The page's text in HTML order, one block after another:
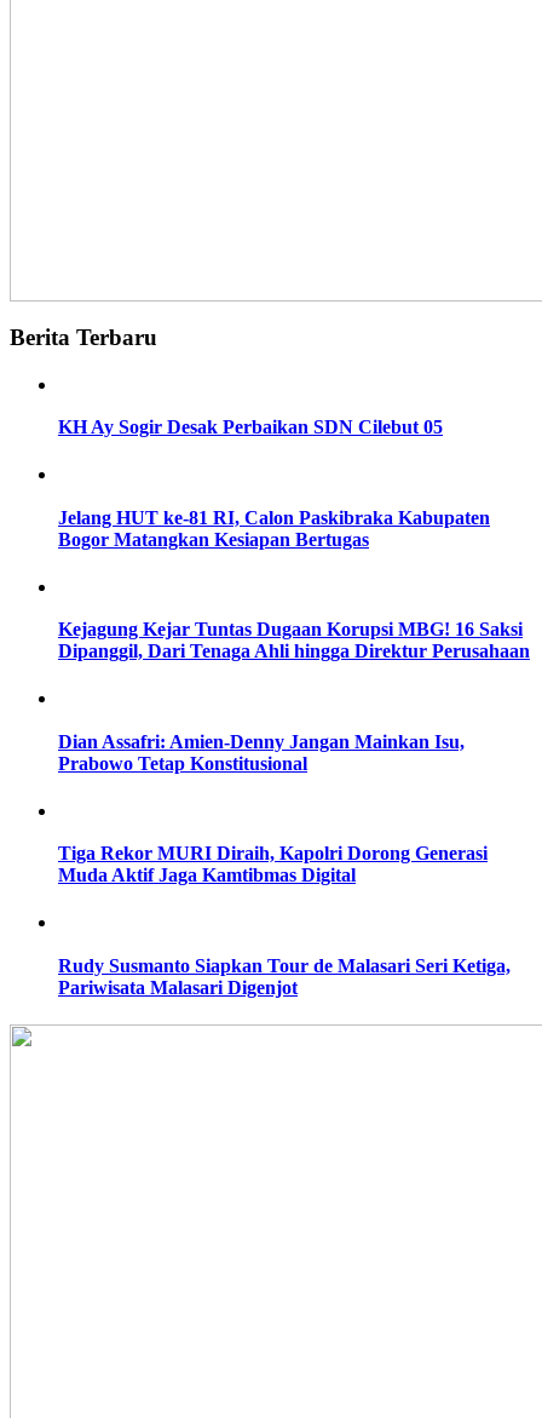
Berita Terbaru
KH Ay Sogir Desak Perbaikan SDN Cilebut 05
Jelang HUT ke-81 RI, Calon Paskibraka Kabupaten
Bogor Matangkan Kesiapan Bertugas
Kejagung Kejar Tuntas Dugaan Korupsi MBG! 16 Saksi
Dipanggil, Dari Tenaga Ahli hingga Direktur Perusahaan
Dian Assafri: Amien-Denny Jangan Mainkan Isu,
Prabowo Tetap Konstitusional
Tiga Rekor MURI Diraih, Kapolri Dorong Generasi
Muda Aktif Jaga Kamtibmas Digital
Rudy Susmanto Siapkan Tour de Malasari Seri Ketiga,
Pariwisata Malasari Digenjot